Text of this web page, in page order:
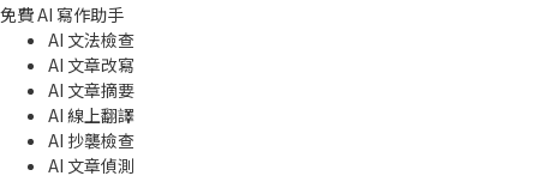
免費 AI 寫作助手
AI 文法檢查
AI 文章改寫
AI 文章摘要
AI 線上翻譯
AI 抄襲檢查
AI 文章偵測